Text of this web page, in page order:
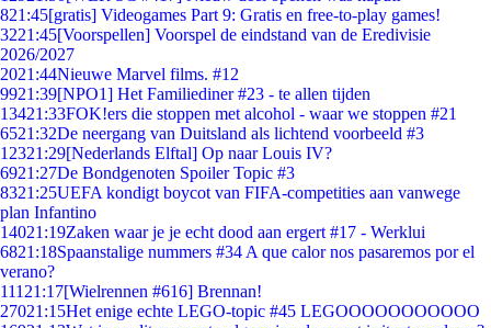
821:45[gratis] Videogames Part 9: Gratis en free-to-play games!
3221:45[Voorspellen] Voorspel de eindstand van de Eredivisie
2026/2027
2021:44Nieuwe Marvel films. #12
9921:39[NPO1] Het Familiediner #23 - te allen tijden
13421:33FOK!ers die stoppen met alcohol - waar we stoppen #21
6521:32De neergang van Duitsland als lichtend voorbeeld #3
12321:29[Nederlands Elftal] Op naar Louis IV?
6921:27De Bondgenoten Spoiler Topic #3
8321:25UEFA kondigt boycot van FIFA-competities aan vanwege
plan Infantino
14021:19Zaken waar je je echt dood aan ergert #17 - Werklui
6821:18Spaanstalige nummers #34 A que calor nos pasaremos por el
verano?
111 21:17[Wielrennen #616] Brennan!
27021:15Het enige echte LEGO-topic #45 LEGOOOOOOOOOOO